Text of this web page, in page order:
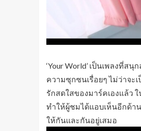
‘Your World’ เป็นเพลงที่ส
ความซุกซนเรื่อยๆ ไม่ว่าจะ
รักสดใสของมาร์คเองแล้ว
ทำให้ผู้ชมได้แอบเห็นอีกด้า
ให้กันและกันอยู่เสมอ